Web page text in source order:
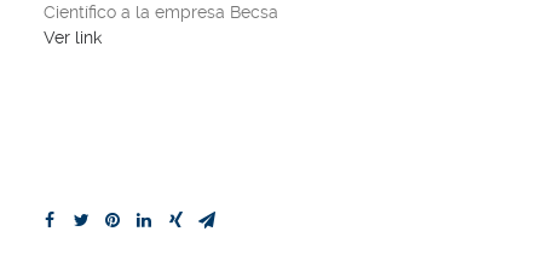
Científico a la empresa Becsa
Ver link